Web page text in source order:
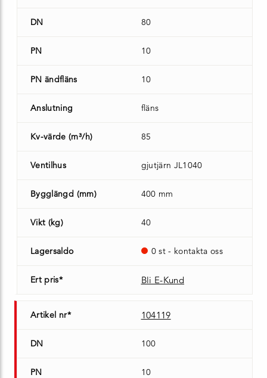
DN 80
PN 10
PN ändfläns 10
Anslutning fläns
Kv-värde (m³/h) 85
Ventilhus gjutjärn JL1040
Bygglängd (mm) 400 mm
Vikt (kg) 40
Lagersaldo 0 st - kontakta oss
Ert pris* Bli E-Kund
Artikel nr* 104119
DN 100
PN 10